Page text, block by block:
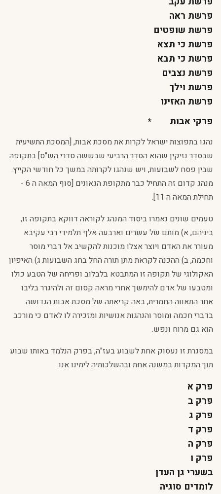
פרשת ראה
פרשת שופטים
פרשת כי תצא
פרשת כי תבא
פרשת נצבים
פרשת וילך
פרשת האזינו
פרקי אבות
נהגו בתפוצות ישראל לקרות את מסכת אבות, [המסכת התשיעית
שבסדר נזיקין שהוא הסדר הרביעי שבששה סדרי הש"ס] בתקופה
שבין פסח לשבועות, ויש שנהגו לקרותה במשך כל חודשי הקייץ.
מנהג קדום זה התחיל כבר מתקופת הגאונים [סוף המאה ה 6 -
תחילת המאה ה 11].
טעמים שונים נאמרו ביסוד המנהג לקוראה דווקא בתקופה זו,
ביניהם, א) מותם של עשרים וארבעה אלף תלמידי רבי עקיבא
מעורר את האדם ויוצר אצלו מוכנות להקשיב אל דברי מוסר
וחכמה, ב) ההכנה לקראת מתן תורה החל בחג השבועות ג) האיפיון
האקולוגי של תקופה זו המתבטא בלבלוב ופריחה של הטבע כולו
ומטבעו של אדם להימשך אחרי מראה קסום זה ולהיגרר בליבו
אחר התאווה החמרית, באה קריאתה של מסכת אבות הגדושה
בדברי חכמה ומוסר והנהגות אנושיות ומזכירה לו לאדם כי מורכב
הוא גם מרוח ונפש.
במסגרת זו נעסוק אחת לשבוע בעז"ה, בפרק הנלמד באותו שבוע
תוך המקדות במשנה אחת ובהשלכותיה לימינו אנו.
פרק א
פרק ב
פרק ג
פרק ד
פרק ה
פרק ו
בשערי גן העדן
לומדים סוגיה